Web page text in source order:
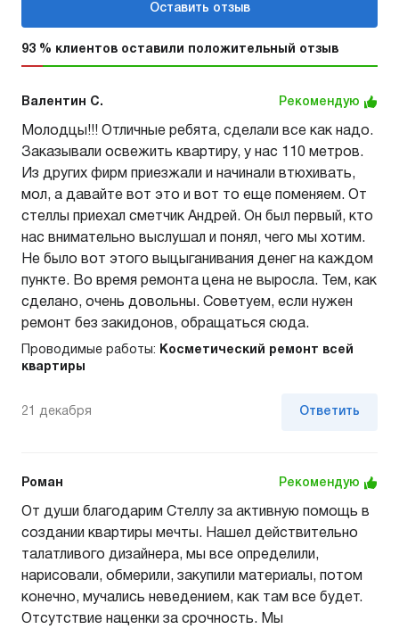
Оставить отзыв
93 % клиентов оставили положительный отзыв
Валентин С. Рекомендую
Молодцы!!! Отличные ребята, сделали все как надо.
Заказывали освежить квартиру, у нас 110 метров.
Из других фирм приезжали и начинали втюхивать,
мол, а давайте вот это и вот то еще поменяем. От
стеллы приехал сметчик Андрей. Он был первый, кто
нас внимательно выслушал и понял, чего мы хотим.
Не было вот этого выцыганивания денег на каждом
пункте. Во время ремонта цена не выросла. Тем, как
сделано, очень довольны. Советуем, если нужен
ремонт без закидонов, обращаться сюда.
Проводимые работы:
Косметический ремонт всей
квартиры
21 декабря Ответить
Роман Рекомендую
От души благодарим Стеллу за активную помощь в
создании квартиры мечты. Нашел действительно
талатливого дизайнера, мы все определили,
нарисовали, обмерили, закупили материалы, потом
конечно, мучались неведением, как там все будет.
Отсутствие наценки за срочность. Мы